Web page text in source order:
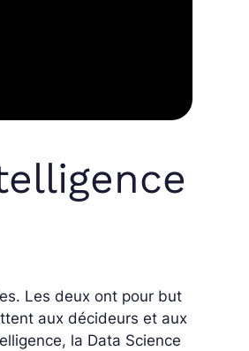
Les deux ont pour but
aux décideurs et aux
la Data Science